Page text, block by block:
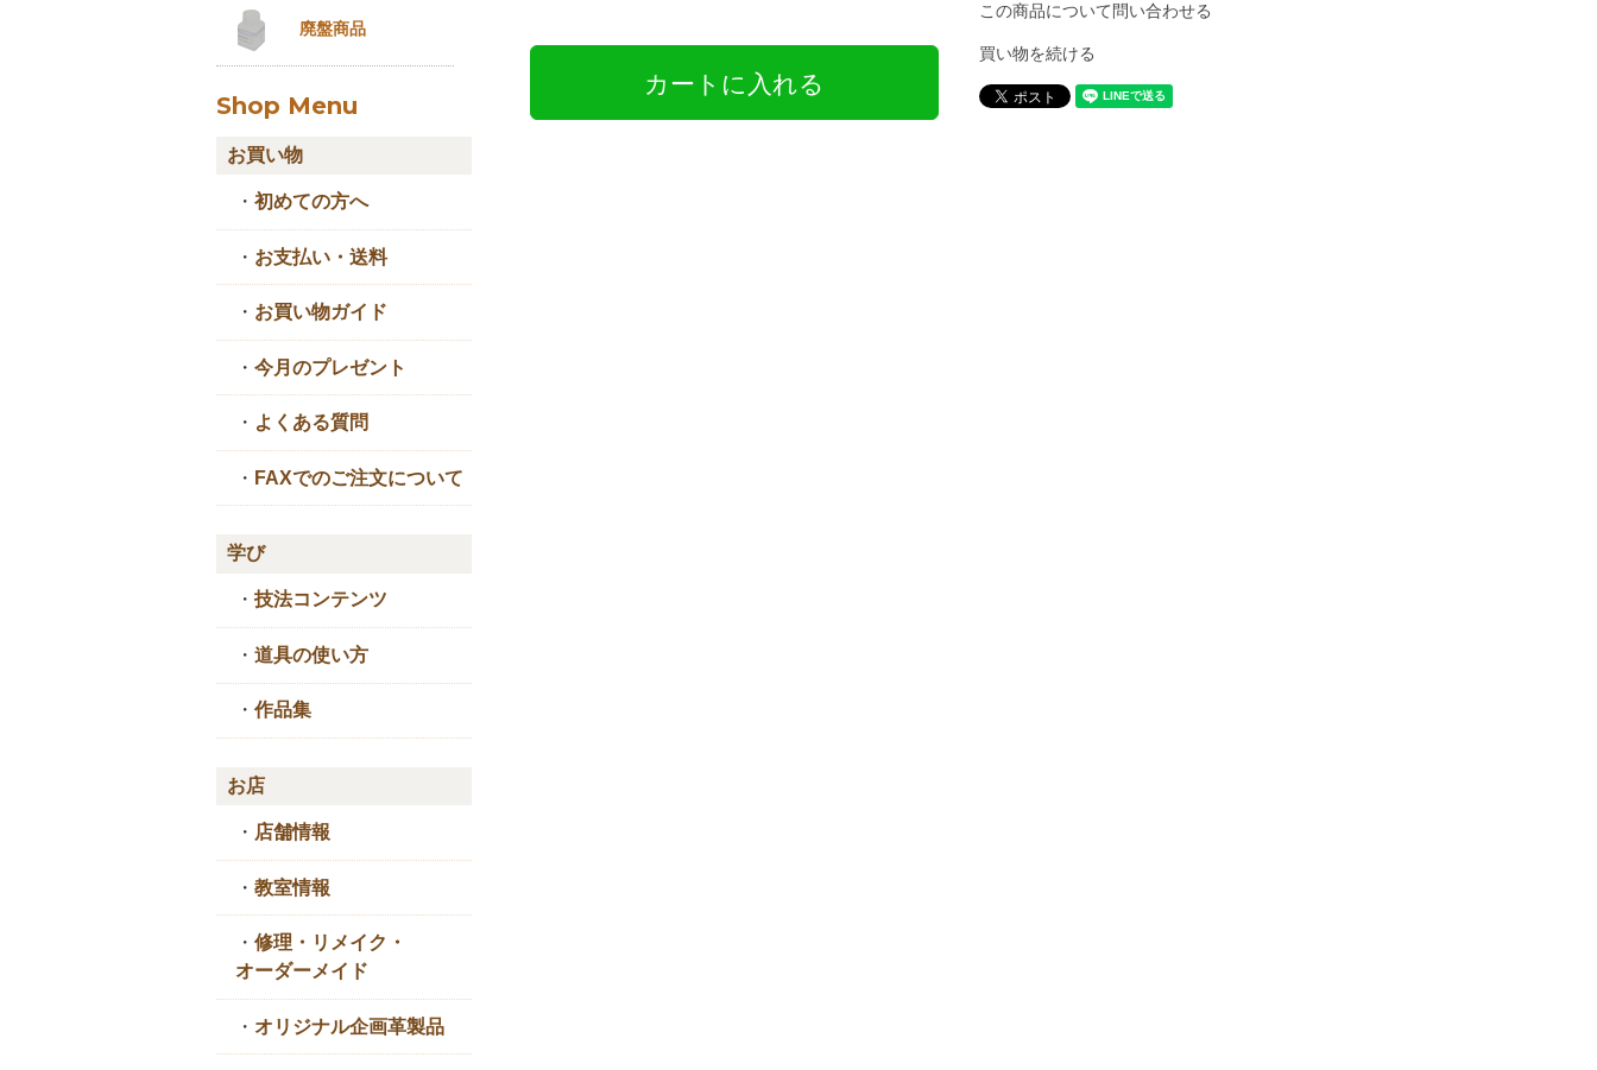
この商品について問い合わせる
買い物を続ける
廃盤商品
Shop Menu
お買い物
・ 初めての方へ
・ お支払い・送料
・ お買い物ガイド
・ 今月のプレゼント
・ よくある質問
・ FAXでのご注文について
学び
・ 技法コンテンツ
・ 道具の使い方
・ 作品集
お店
・ 店舗情報
・ 教室情報
・ 修理・リメイク・
オーダーメイド
・ オリジナル企画革製品